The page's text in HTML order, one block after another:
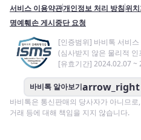
서비스 이용약관개인정보 처리 방침위
명예훼손 게시중단 요청
[인증범위] 바비톡 서비스
(심사받지 않은 물리적 인
[유효기간] 2024.02.07 ~
바비톡 알아보기arrow_right
바비톡은 통신판매의 당사자가 아니므
거래 등에 대해 책임을 지지 않습니다.